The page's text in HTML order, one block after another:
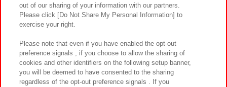
プライバシーポリシー ウェブアクセシビリティ方針と検証結果
お取引先さまとともに
カスタマーハラスメント対応方針 よくあるご質問・お問い合わせ
out of our sharing of your information with our partners.
Please click [Do Not Share My Personal Information] to
exercise your right.
Please note that even if you have enabled the opt-out
preference signals , if you choose to allow the sharing of
cookies and other identifiers on the following setup banner,
you will be deemed to have consented to the sharing
regardless of the opt-out preference signals . If you